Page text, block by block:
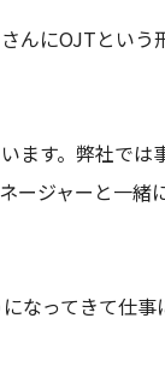
んにOJTという
ます。弊社では
ージャーと一緒
なってきて仕事